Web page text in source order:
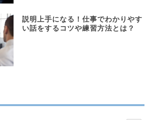
説明上手になる！仕事でわかりやす
い話をするコツや練習方法とは？